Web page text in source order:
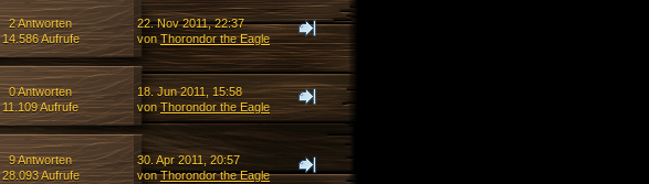
2 Antworten
14.586 Aufrufe
22. Nov 2011, 22:37
vonThorondor the Eagle
0 Antworten
11.109 Aufrufe
18. Jun 2011, 15:58
vonThorondor the Eagle
9 Antworten
28.093 Aufrufe
30. Apr 2011, 20:57
vonThorondor the Eagle